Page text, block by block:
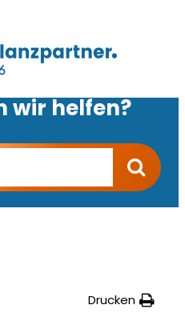
wir helfen?
Drucken